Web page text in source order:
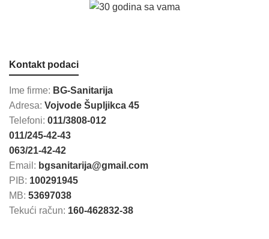
Kontakt podaci
Ime firme: BG-Sanitarija
Adresa: Vojvode Šupljikca 45
Telefoni: 011/3808-012
011/245-42-43
063/21-42-42
Email: bgsanitarija@gmail.com
PIB: 100291945
MB: 53697038
Tekući račun: 160-462832-38